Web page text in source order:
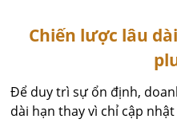
Chiến lược lâu
Để duy trì sự ổn định,
dài hạn thay vì chỉ cập